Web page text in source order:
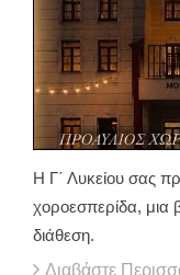
Η Γ΄ Λυκείου σας
χοροεσπερίδα, μια
διάθεση.
Διαβάστε